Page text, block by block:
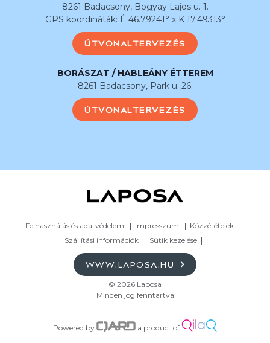
8261 Badacsony, Bogyay Lajos u. 1.
GPS koordináták: É 46.79241° x K 17.49313°
ÚTVONALTERVEZÉS
BORÁSZAT / HABLEÁNY ÉTTEREM
8261 Badacsony, Park u. 26.
ÚTVONALTERVEZÉS
Felhasználás és adatvédelem Impresszum
Közzétételek
Szállítási információk
Sütik kezelése
WWW.LAPOSA.HU
© 2026 Laposa
Minden jog fenntartva
Powered by a product of